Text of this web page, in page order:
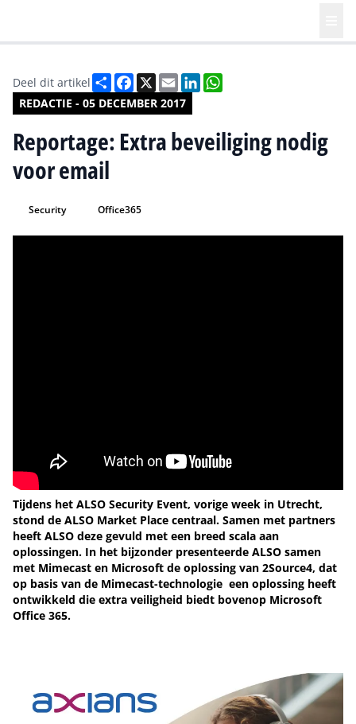
REDACTIE - 05 DECEMBER 2017
Deel dit artikel DeelFacebook
X EmailLinkedIn
Reportage: Extra beveiliging nodig
voor email
Security Office365
Tijdens het ALSO Security Event, vorige week in Utrecht,
stond de ALSO Market Place centraal. Samen met partners
heeft ALSO deze gevuld met een breed scala aan
oplossingen. In het bijzonder presenteerde ALSO samen
met Mimecast en Microsoft de oplossing van 2Source4, dat
op basis van de Mimecast-technologie een oplossing heeft
ontwikkeld die extra veiligheid biedt bovenop Microsoft
Office 365.